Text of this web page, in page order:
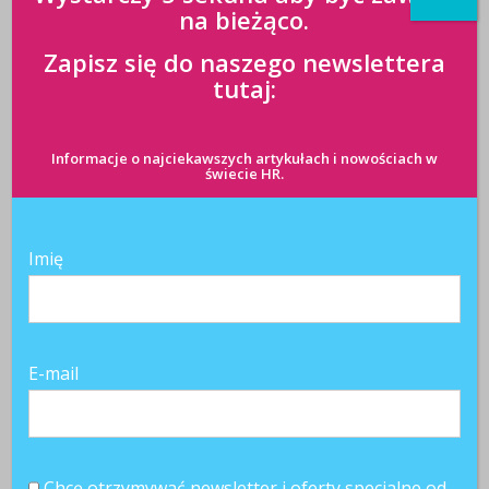
na bieżąco.
Zapisz się do naszego newslettera
tutaj:
Informacje o najciekawszych artykułach i nowościach w
świecie HR.
Imię
E-mail